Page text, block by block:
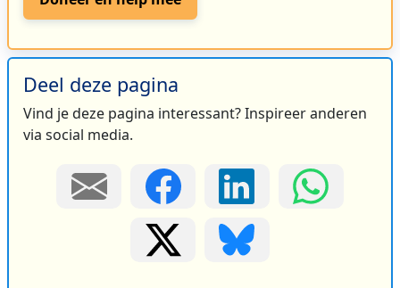
Deel deze pagina
Vind je deze pagina interessant? Inspireer anderen
via social media.